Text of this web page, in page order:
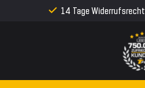
14 Tage Widerrufsrecht